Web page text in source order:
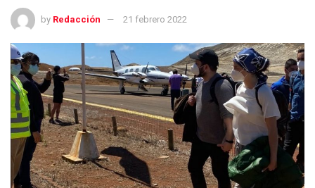
by Redacción 21 febrero 2022